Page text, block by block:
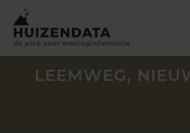
LEEMWEG,